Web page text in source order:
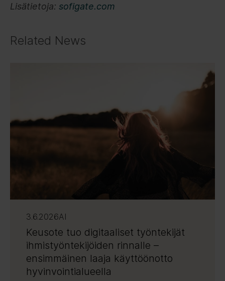
Lisätietoja: sofigate.com
Related News
3.6.2026AI
Keusote tuo digitaaliset työntekijät
ihmistyöntekijöiden rinnalle –
ensimmäinen laaja käyttöönotto
hyvinvointialueella